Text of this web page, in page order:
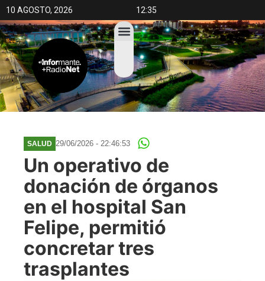
10 AGOSTO, 2026 12:35
SALUD 29/06/2026 - 22:46:53
Un operativo de
donación de órganos
en el hospital San
Felipe, permitió
concretar tres
trasplantes